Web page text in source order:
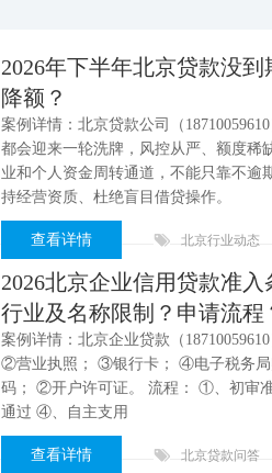
2026年下半年北京贷款没到
降额？
案例详情：北京贷款公司（
都会迎来一轮洗牌，风控从严、额度稀
业和个人资金周转通道，不能只靠不逾
持经营资质、杜绝盲目借贷操作。
查看详情 北京行业动态
2026北京企业信用贷款准
行业及名称限制？申请流程
案例详情：北京企业贷款（
②营业执照； ③银行卡； ④电子税务
码； ②开户许可证。 流程： ①、初审
通过 ④、自主支用
查看详情 北京贷款问答